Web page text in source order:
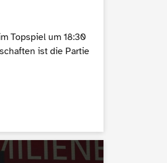
Topspiel um 18:30
ist die Partie